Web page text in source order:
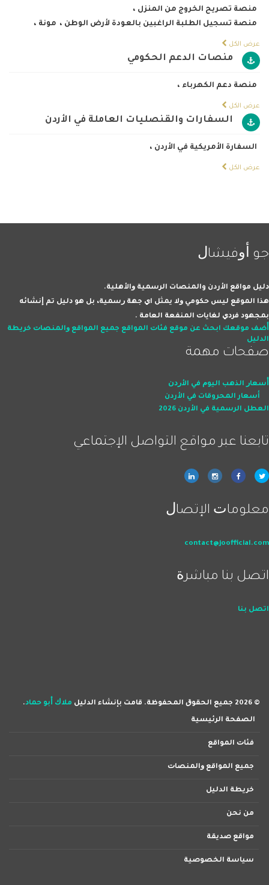
منصة تصريح الخروج من المنزل ،
منصة تسجيل الطلبة الراغبين بالعودة لأرض الوطن ، مونة ،
عرض الكل
منصات الدعم الحكومي
منصة دعم الكهرباء ،
عرض الكل
السفارات والقنصليات العاملة في الأردن
السفارة الأمريكية في الأردن ،
عرض الكل
ﺟﻮ ﺃﻭﻓﻴﺸﺎﻝ
ﺩﻟﻴﻞ مواقع الأردن والمنصات اﻟﺮﺳﻤﻴﺔ ﻭاﻷﻫﻠﻴﺔ.
ﻫﺬا اﻟﻤﻮﻗﻊ ﻟﻴﺲ ﺣﻜﻮﻣﻲ ﻭﻻ ﻳﻤﺜﻞ اﻱ ﺟﻬﺔ ﺭﺳﻤﻴﺔ، ﺑﻞ ﻫﻮ ﺩﻟﻴﻞ ﺗﻢ ﺇﻧﺸﺎﺋﻪ
ﺑﻤﺠﻬﻮﺩ ﻓﺮﺩﻱ ﻟﻐﺎﻳﺎﺕ اﻟﻤﻨﻔﻌﺔ اﻟﻌﺎﻣﺔ .
ﺃﺿﻒ ﻣﻮﻗﻌﻚ اﺑﺤﺚ ﻋﻦ ﻣﻮﻗﻊ ﻓﺌﺎﺕ اﻟﻤﻮاﻗﻊ ﺟﻤﻴﻊ اﻟﻤﻮاﻗﻊ ﻭاﻟﻤﻨﺼﺎﺕ ﺧﺮﻳﻄﺔ
اﻟﺪﻟﻴﻞ
صفحات ﻣﻬﻤﺔ
ﺃﺳﻌﺎﺭ اﻟﺬﻫﺐ اﻟﻴﻮﻡ ﻓﻲ اﻷﺭﺩﻥ
أسعار المحروقات في الأردن
العطل الرسمية في الأردن 2026
ﺗﺎﺑﻌﻨﺎ ﻋﺒﺮ ﻣﻮاﻗﻊ اﻟﺘﻮاﺻﻞ اﻹﺟﺘﻤﺎﻋﻲ
ﻣﻌﻠﻮﻣﺎﺕ اﻹﺗﺼﺎﻝ
contact@joofficial.com
اﺗﺼﻞ ﺑﻨﺎ ﻣﺒﺎﺷﺮﺓ
اﺗﺼﻞ ﺑﻨﺎ
© 2026 ﺟﻤﻴﻊ اﻟﺤﻘﻮﻕ اﻟﻤﺤﻔﻮﻇﺔ. ﻗﺎﻣﺖ ﺑﺈﻧﺸﺎء اﻟﺪﻟﻴﻞ ﻣﻼﻙ ﺃﺑﻮ ﺣﻤﺎﺩ.
اﻟﺼﻔﺤﺔ اﻟﺮﺋﻴﺴﻴﺔ
ﻓﺌﺎﺕ اﻟﻤﻮاﻗﻊ
ﺟﻤﻴﻊ اﻟﻤﻮاﻗﻊ ﻭاﻟﻤﻨﺼﺎﺕ
ﺧﺮﻳﻄﺔ اﻟﺪﻟﻴﻞ
ﻣﻦ ﻧﺤﻦ
ﻣﻮاﻗﻊ ﺻﺪﻳﻘﺔ
ﺳﻴﺎﺳﺔ اﻟﺨﺼﻮﺻﻴﺔ